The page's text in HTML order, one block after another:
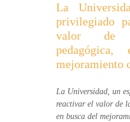
La
privilegiado
valor de
mejoramiento
La Universidad, un
reactivar el valor de
en busca del